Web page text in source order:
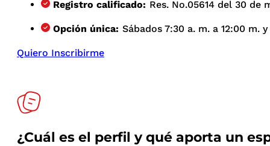
Registro calificado: Res. No.05614 del 30 de
Opción única: Sábados 7:30 a. m. a 12:00 m.
Quiero Inscribirme
¿Cuál es el perfil y qué aporta un